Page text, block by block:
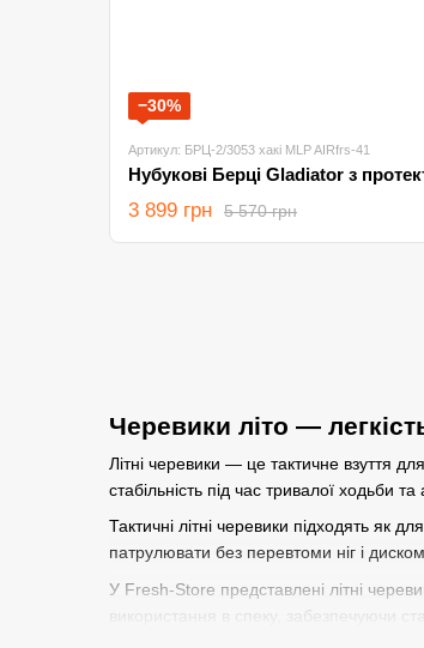
Черевики літо —
Літні черевики — це тактичне взуття
стабільність під час тривалої ходьби та
Тактичні літні черевики підходять як
патрулювати без перевтоми ніг і
У Fresh-Store представлені літні
використання в спеку, забезпечуючи
−30%
Артикул: БРЦ-2/3053 хакі MLP AIRfrs-41
5 570 грн
3 899 грн